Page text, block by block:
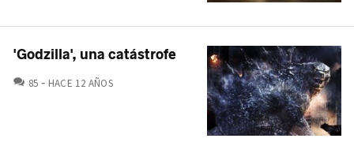
'Godzilla', una catástrofe
85 COMENTARIOS
HACE 12 AÑOS